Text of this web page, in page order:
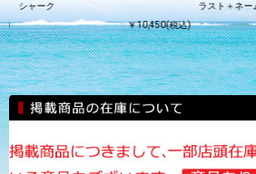
)
シャーク
￥10,450(税込)
ラスト＋ネー